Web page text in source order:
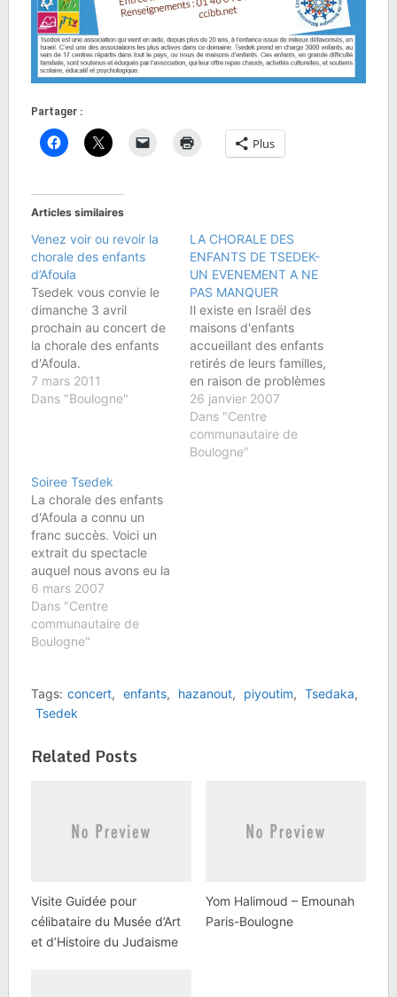
Partager :
Plus
Articles similaires
Venez voir ou revoir la
chorale des enfants
d’Afoula
Tsedek vous convie le
dimanche 3 avril
prochain au concert de
la chorale des enfants
d'Afoula.
7 mars 2011
Dans "Boulogne"
LA CHORALE DES
ENFANTS DE TSEDEK-
UN EVENEMENT A NE
PAS MANQUER
Il existe en Israël des
maisons d'enfants
accueillant des enfants
retirés de leurs familles,
en raison de problèmes
tels que drogue, alcool,
violences, abus divers,
emprisonnement ou
encore difficultés
26 janvier 2007
Dans "Centre
communautaire de
Boulogne"
Soiree Tsedek
La chorale des enfants
d'Afoula a connu un
franc succès. Voici un
extrait du spectacle
auquel nous avons eu la
chance d'assister.
6 mars 2007
Dans "Centre
communautaire de
Boulogne"
Tags: concert, enfants, hazanout, piyoutim, Tsedaka,
Tsedek
Related Posts
Visite Guidée pour
célibataire du Musée d’Art
et d’Histoire du Judaisme
Yom Halimoud – Emounah
Paris-Boulogne